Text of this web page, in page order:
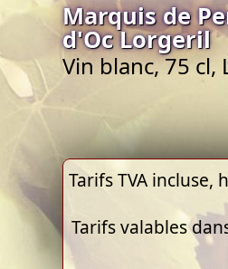
Marquis de
d'Oc Lorgeril
Vin blanc, 75 cl,
Tarifs TVA
Tarifs valables